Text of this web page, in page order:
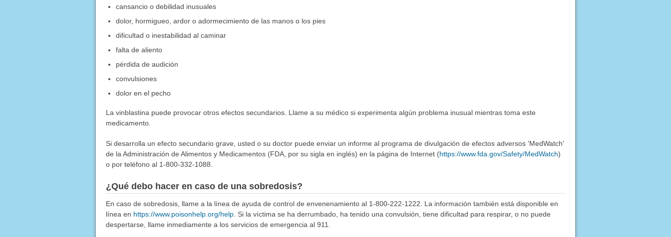
cansancio o debilidad inusuales
dolor, hormigueo, ardor o adormecimiento de las manos o los pies
dificultad o inestabilidad al caminar
falta de aliento
pérdida de audición
convulsiones
dolor en el pecho
La vinblastina puede provocar otros efectos secundarios. Llame a su médico si experimenta algún problema inusual mientras toma este
medicamento.
Si desarrolla un efecto secundario grave, usted o su doctor puede enviar un informe al programa de divulgación de efectos adversos 'MedWatch'
de la Administración de Alimentos y Medicamentos (FDA, por su sigla en inglés) en la página de Internet (https://www.fda.gov/Safety/MedWatch)
o por teléfono al 1-800-332-1088.
¿Qué debo hacer en caso de una sobredosis?
En caso de sobredosis, llame a la línea de ayuda de control de envenenamiento al 1-800-222-1222. La información también está disponible en
línea en https://www.poisonhelp.org/help. Si la víctima se ha derrumbado, ha tenido una convulsión, tiene dificultad para respirar, o no puede
despertarse, llame inmediamente a los servicios de emergencia al 911.